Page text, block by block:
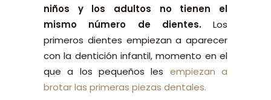
niños y los adultos no tienen el
mismo número de dientes.Los
primeros dientes empiezan a aparecer
con la dentición infantil, momento en el
que a los pequeños les empiezan a
brotar las primeras piezas dentales.